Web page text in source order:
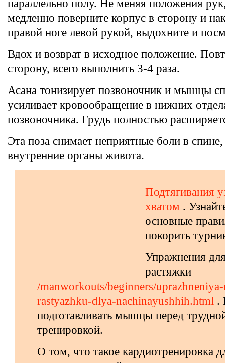
параллельно полу. Не меняя положения
медленно поверните корпус в сторону и
правой ноге левой рукой, выдохните и
Вдох и возврат в исходное положение.
сторону, всего выполнить 3-4 раза.
Асана тонизирует позвоночник и мышцы
усиливает кровообращение в нижних
позвоночника. Грудь полностью
Эта поза снимает неприятные боли в спине,
внутренние органы живота.
Подтягивания
хватом .
основные
покорить
Упражнения
растяжки
/manworkouts/beginners/
rastyazhku-dlya-nachinayushhih.html .
подготавливать мышцы перед
тренировкой.
О том, что такое кардиотренировка